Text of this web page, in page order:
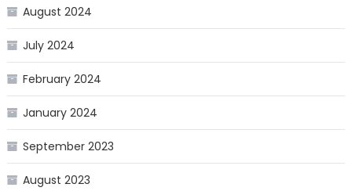
August 2024
July 2024
February 2024
January 2024
September 2023
August 2023